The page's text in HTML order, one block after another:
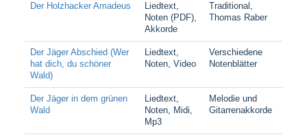
Der Holzhacker Amadeus
Liedtext,
Noten (PDF),
Akkorde
Traditional,
Thomas Raber
Der Jäger Abschied (Wer
hat dich, du schöner
Wald)
Liedtext,
Noten, Video
Verschiedene
Notenblätter
Der Jäger in dem grünen
Wald
Liedtext,
Noten, Midi,
Mp3
Melodie und
Gitarrenakkorde